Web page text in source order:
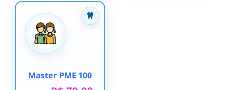
Master PME 100